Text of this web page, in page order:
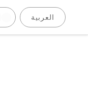
العربية